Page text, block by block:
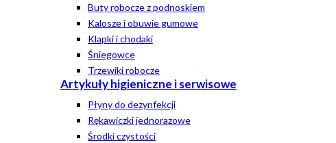
Buty robocze z podnoskiem
Kalosze i obuwie gumowe
Klapki i chodaki
Śniegowce
Trzewiki robocze
Artykuły higieniczne i serwisowe
Płyny do dezynfekcji
Rękawiczki jednorazowe
Środki czystości